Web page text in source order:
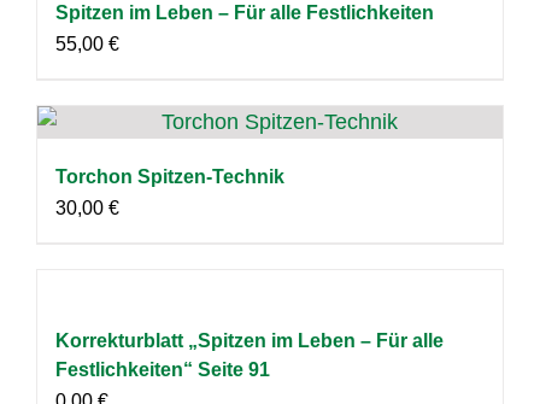
Spitzen im Leben – Für alle Festlichkeiten
55,00 €
Torchon Spitzen-Technik
30,00 €
Korrekturblatt „Spitzen im Leben – Für alle
Festlichkeiten“ Seite 91